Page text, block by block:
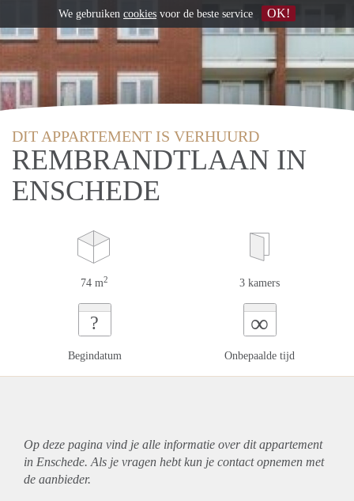
DIT APPARTEMENT IS VERHUURD
REMBRANDTLAAN IN
ENSCHEDE
74 m2 3 kamers
?
Begindatum
∞
Onbepaalde tijd
Op deze pagina vind je alle informatie over ditappartement
in Enschede. Als je vragen hebt kun je contact opnemen met
de aanbieder.
We gebruiken cookies voor de beste service OK!